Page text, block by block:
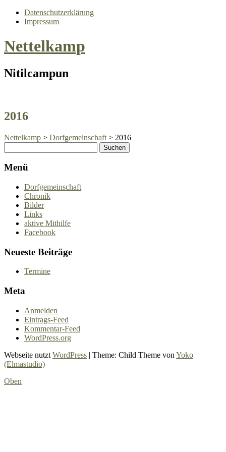
Datenschutzerklärung
Impressum
Nettelkamp
Nitilcampun
2016
Nettelkamp > Dorfgemeinschaft > 2016
Menü
Dorfgemeinschaft
Chronik
Bilder
Links
aktive Mithilfe
Facebook
Neueste Beiträge
Termine
Meta
Anmelden
Eintrags-Feed
Kommentar-Feed
WordPress.org
Webseite nutzt WordPress | Theme: Child Theme von Yoko
(Elmastudio)
Oben